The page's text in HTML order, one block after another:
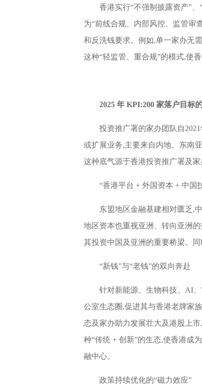
香港实行“不强制披露资产”
为“前线合规、内部风控、监管审
和反洗钱要求。例如,单一家办无
这种“轻监管、重合规”的模式,使
2025 年 KPI:200 家落户目标
投资推广署的家办团队自
或扩展业务,主要来自内地、东南
这种底气源于香港投资推广署及
“香港平台 + 外国资本 + 中国
东盟地区金融基建相对匮乏,
地区资本也重视亚洲、转向亚洲
其投资中国及亚洲的重要桥梁。
“新钱”与“老钱”的双向奔赴
针对新能源、生物科技、AI
公室生态圈,促进其与香港老牌家
态及家办助力发展壮大及港股上
种“传统 + 创新”的生态,使香港成
融中心。
政策持续优化的“磁力效应”